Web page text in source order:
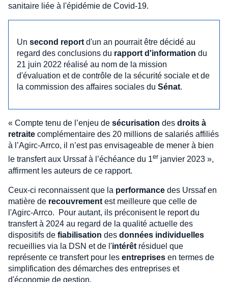
sanitaire liée à l'épidémie de Covid-19.
Un second report d'un an pourrait être décidé au
regard des conclusions du rapport d'information du
21 juin 2022 réalisé au nom de la mission
d'évaluation et de contrôle de la sécurité sociale et de
la commission des affaires sociales du Sénat.
« Compte tenu de l’enjeu de sécurisation des droits à
retraite complémentaire des 20 millions de salariés affiliés
à l’Agirc-Arrco, il n’est pas envisageable de mener à bien
le transfert aux Urssaf à l’échéance du 1er janvier 2023 »,
affirment les auteurs de ce rapport.
Ceux-ci reconnaissent que la performance des Urssaf en
matière de recouvrement est meilleure que celle de
l'Agirc-Arrco. Pour autant, ils préconisent le report du
transfert à 2024 au regard de la qualité actuelle des
dispositifs de fiabilisation des données individuelles
recueillies via la DSN et de l'intérêt résiduel que
représente ce transfert pour les entreprises en termes de
simplification des démarches des entreprises et
d'économie de gestion.